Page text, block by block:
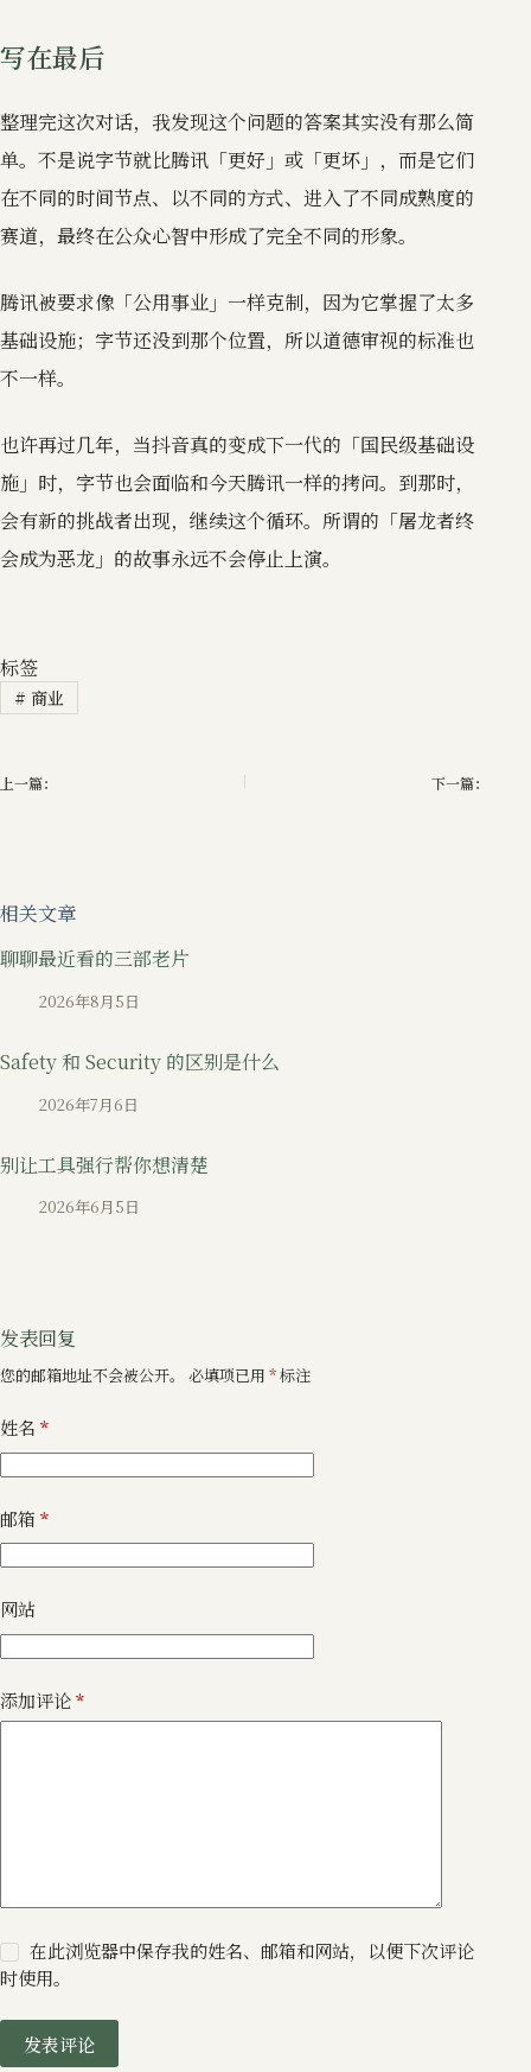
写在最后
整理完这次对话，我发现这个问题的答案其实没有那么简
单。不是说字节就比腾讯「更好」或「更坏」，而是它们
在不同的时间节点、以不同的方式、进入了不同成熟度的
赛道，最终在公众心智中形成了完全不同的形象。
腾讯被要求像「公用事业」一样克制，因为它掌握了太多
基础设施；字节还没到那个位置，所以道德审视的标准也
不一样。
也许再过几年，当抖音真的变成下一代的「国民级基础设
施」时，字节也会面临和今天腾讯一样的拷问。到那时，
会有新的挑战者出现，继续这个循环。所谓的「屠龙者终
会成为恶龙」的故事永远不会停止上演。
标签
# 商业
上一篇： 下一篇：
相关文章
聊聊最近看的三部老片
2026年8月5日
Safety 和 Security 的区别是什么
2026年7月6日
别让工具强行帮你想清楚
2026年6月5日
发表回复
您的邮箱地址不会被公开。 必填项已用 *标注
姓名 *
邮箱 *
网站
添加评论*
在此浏览器中保存我的姓名、邮箱和网站，以便下次评论
时使用。
发表评论